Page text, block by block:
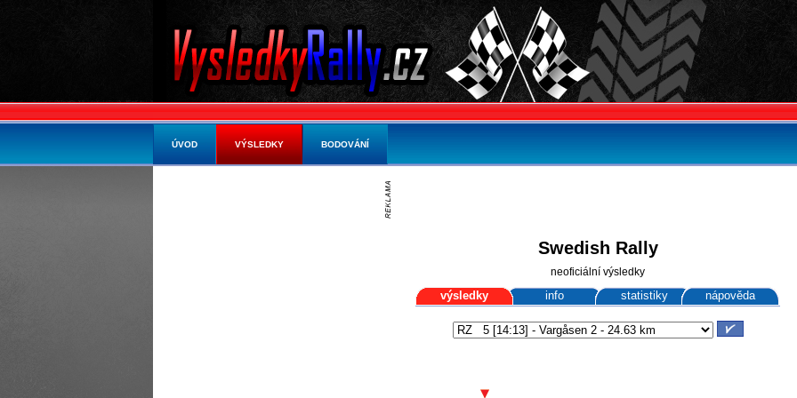
Swedish Rally
neoficiální výsledky
výsledky info statistiky nápověda
ÚVOD VÝSLEDKY BODOVÁNÍ